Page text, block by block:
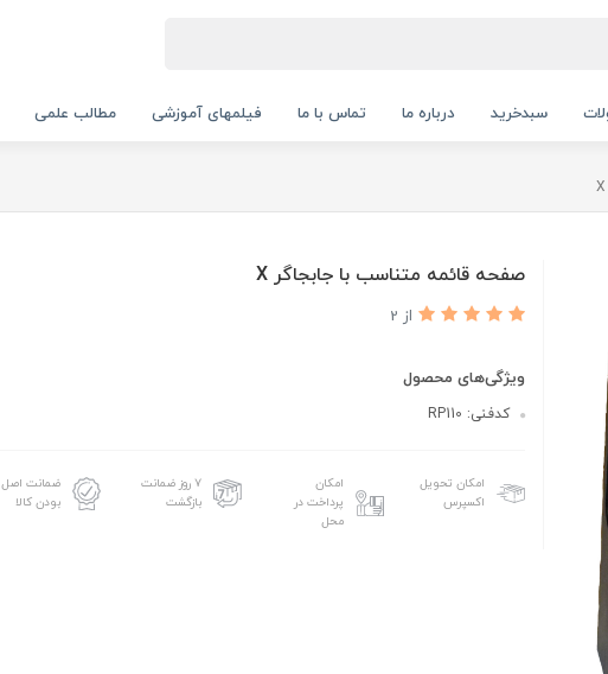
سبدخرید درباره ما تماس با ما فیلمهای آموزشی مطالب علمی
صفحه قائمه متناسب با جابجاگر X
از 2
ویژگی‌های محصول
کدفنی: RP110
امکان تحویل
اکسپرس
امکان
پرداخت در
محل
۷ روز ضمانت
بازگشت
ضمانت اصل
بودن کالا